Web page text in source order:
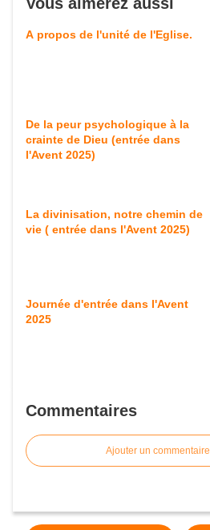
A propos de l'unité de l'Eglise.
De la peur psychologique à la
crainte de Dieu (entrée dans
l'Avent 2025)
La divinisation, notre chemin de
vie ( entrée dans l'Avent 2025)
Journée d'entrée dans l'Avent
2025
Commentaires
Ajouter un commentaire